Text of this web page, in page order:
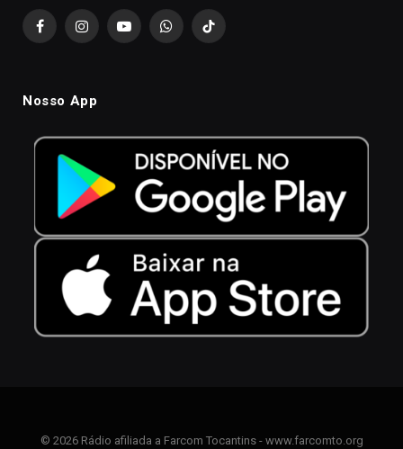
FacebookInstagramYouTubeWhatsAppTikTok
Nosso App
© 2026 Rádio afiliada a Farcom Tocantins - www.farcomto.org